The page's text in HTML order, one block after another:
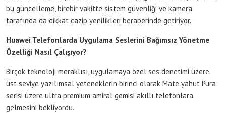
bu güncelleme, birebir vakitte sistem güvenliği ve kamera
tarafında da dikkat cazip yenilikleri beraberinde getiriyor.
Huawei Telefonlarda Uygulama Seslerini Bağımsız Yönetme
Özelliği Nasıl Çalışıyor?
Birçok teknoloji meraklısı, uygulamaya özel ses denetimi üzere
üst seviye yazılımsal yeteneklerin birinci olarak Mate yahut Pura
serisi üzere ultra premium amiral gemisi akıllı telefonlara
gelmesini bekliyordu.